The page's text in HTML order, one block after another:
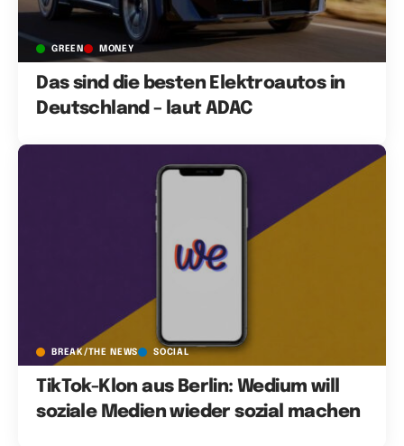
GREEN MONEY
Das sind die besten Elektroautos in
Deutschland – laut ADAC
BREAK/THE NEWS SOCIAL
TikTok-Klon aus Berlin: Wedium will
soziale Medien wieder sozial machen